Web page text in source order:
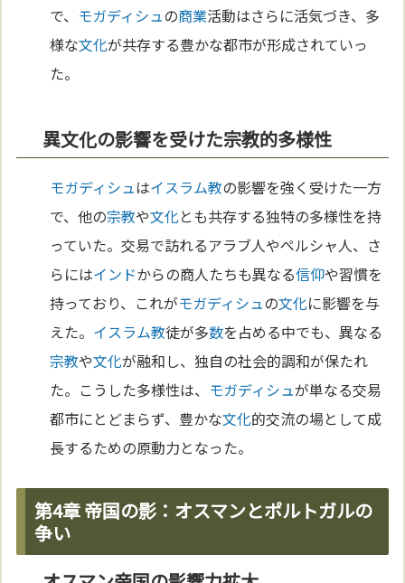
で、 モガディシュの商業活動はさらに活気づき、多
様な文化が共存する豊かな都市が形成されていっ
た。
異文化の影響を受けた宗教的多様性
モガディシュはイスラム教の影響を強く受けた一方
で、他の宗教や文化とも共存する独特の多様性を持
っていた。交易で訪れるアラブ人やペルシャ人、さ
らにはインドからの商人たちも異なる信仰や習慣を
持っており、これがモガディシュの文化に影響を与
えた。 イスラム教徒が多数を占める中でも、異なる
宗教や文化が融和し、独自の社会的調和が保たれ
た。こうした多様性は、 モガディシュが単なる交易
都市にとどまらず、豊かな文化的交流の場として成
長するための原動力となった。
第4章 帝国の影：オスマンとポルトガルの
争い